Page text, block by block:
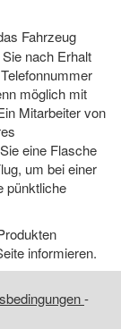
Fahrzeug
nach Erhalt
möglich mit
Mitarbeiter von
eine Flasche
um bei einer
pünktliche
informieren.
-